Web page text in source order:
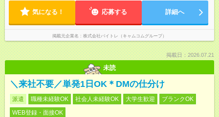
気になる！ 応募する 詳細へ
掲載元企業名 株式会社バイトレ（キャムコムグループ）
掲載日：2026.07.21
未読
＼来社不要／単発1日OK＊DMの仕分け
派遣 職種未経験OK 社会人未経験OK 大学生歓迎
ブランクOK
WEB登録・面接OK